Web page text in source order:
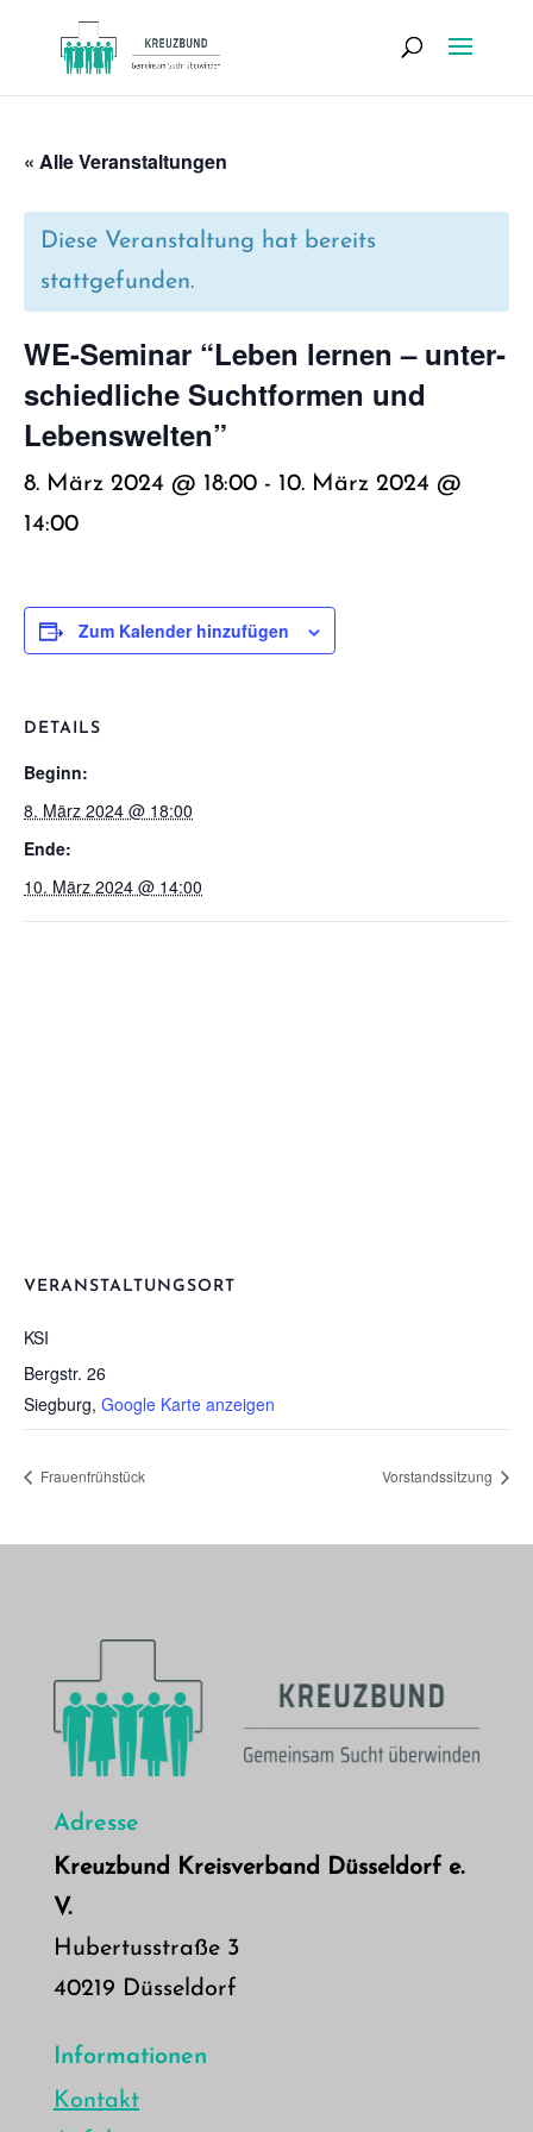
« Alle Veranstaltungen
Diese Veranstaltung hat bereits
stattgefunden.
WE-Semi­nar “Leben ler­nen – unter­
schied­li­che Sucht­for­men und
Lebens­wel­ten”
8. März 2024 @ 18:00 - 10. März 2024 @
14:00
Zum Kalender hinzufügen
DETAILS
Beginn:
8. März 2024 @ 18:00
Ende:
10. März 2024 @ 14:00
VERANSTALTUNGSORT
KSI
Bergstr. 26
Siegburg, Google Karte anzeigen
Frau­en­früh­stück Vor­stands­sit­zung
Adresse
Kreuzbund Kreisverband Düsseldorf e.
V.
Hubertusstraße 3
40219 Düsseldorf
Informationen
Kontakt